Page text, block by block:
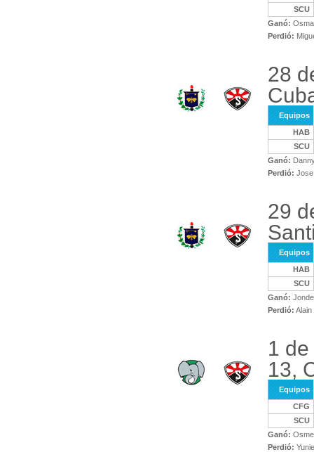
SCU
Ganó:
Perdió:
28
Equipos
HAB
SCU
Ganó:
Perdió:
29
Equipos
HAB
SCU
Ganó:
Perdió:
1
13,
Equipos
CFG
SCU
Ganó:
Perdió: